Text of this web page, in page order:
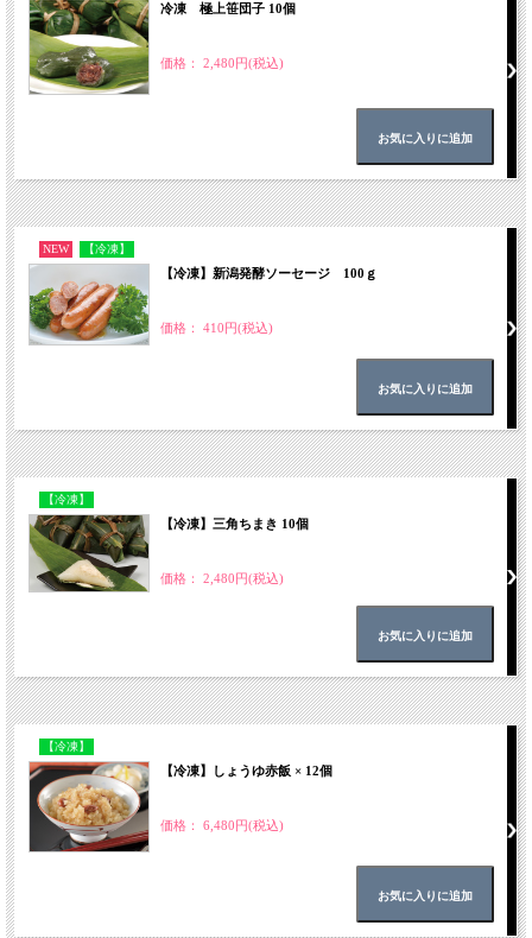
冷凍 極上笹団子 10個
価格： 2,480円(税込)
NEW 【冷凍】
【冷凍】新潟発酵ソーセージ 100ｇ
価格： 410円(税込)
【冷凍】
【冷凍】三角ちまき 10個
価格： 2,480円(税込)
【冷凍】
【冷凍】しょうゆ赤飯 × 12個
価格： 6,480円(税込)